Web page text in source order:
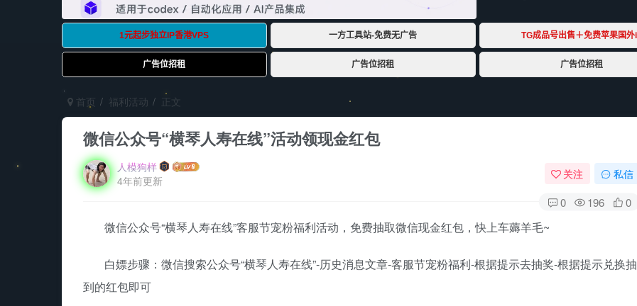
首页 福利活动 正文
微信公众号“横琴人寿在线”活动领现金红包
人模狗样
4年前更新
关注 私信
0 196 0
微信公众号“横琴人寿在线”客服节宠粉福利活动，免费抽取微信现金红包，快上车薅羊毛~
白嫖步骤：微信搜索公众号“横琴人寿在线”-历史消息文章-客服节宠粉福利-根据提示去抽奖-根据提示兑换抽
到的红包即可